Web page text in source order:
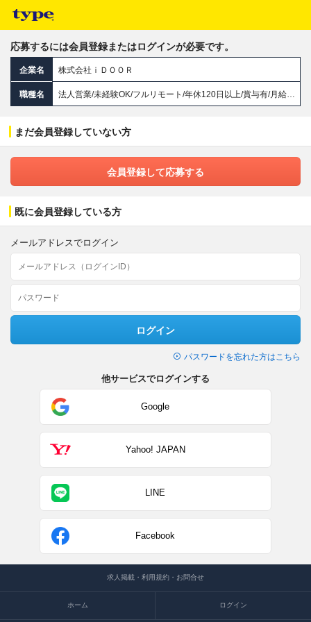
応募するには会員登録またはログインが必要です。
企業名 株式会社ｉＤＯＯＲ
職種名 法人営業/未経験OK/フルリモート/年休120日以上/賞与有/月給29.8万～/入社1年半で部長へ昇進事例あり
まだ会員登録していない方
会員登録して応募する
既に会員登録している方
メールアドレスでログイン
ログイン
パスワードを忘れた方はこちら
他サービスでログインする
Google
Yahoo! JAPAN
LINE
Facebook
求人掲載・利用規約・お問合せ
ホーム ログイン